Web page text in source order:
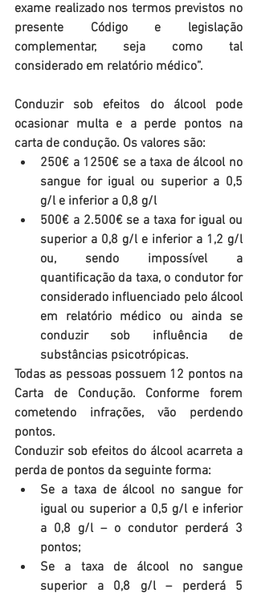
exame realizado nos termos previstos no
presente Código e legislação
complementar, seja como tal
considerado em relatório médico”.
Conduzir sob efeitos do álcool pode
ocasionar multa e a perde pontos na
carta de condução. Os valores são:
250€ a 1250€ se a taxa de álcool no
sangue for igual ou superior a 0,5
g/l e inferior a 0,8 g/l
500€ a 2.500€ se a taxa for igual ou
superior a 0,8 g/l e inferior a 1,2 g/l
ou, sendo impossível a
quantificação da taxa, o condutor for
considerado influenciado pelo álcool
em relatório médico ou ainda se
conduzir sob influência de
substâncias psicotrópicas.
Todas as pessoas possuem 12 pontos na
Carta de Condução. Conforme forem
cometendo infrações, vão perdendo
pontos.
Conduzir sob efeitos do álcool acarreta a
perda de pontos da seguinte forma:
Se a taxa de álcool no sangue for
igual ou superior a 0,5 g/l e inferior
a 0,8 g/l – o condutor perderá 3
pontos;
Se a taxa de álcool no sangue
superior a 0,8 g/l – perderá 5